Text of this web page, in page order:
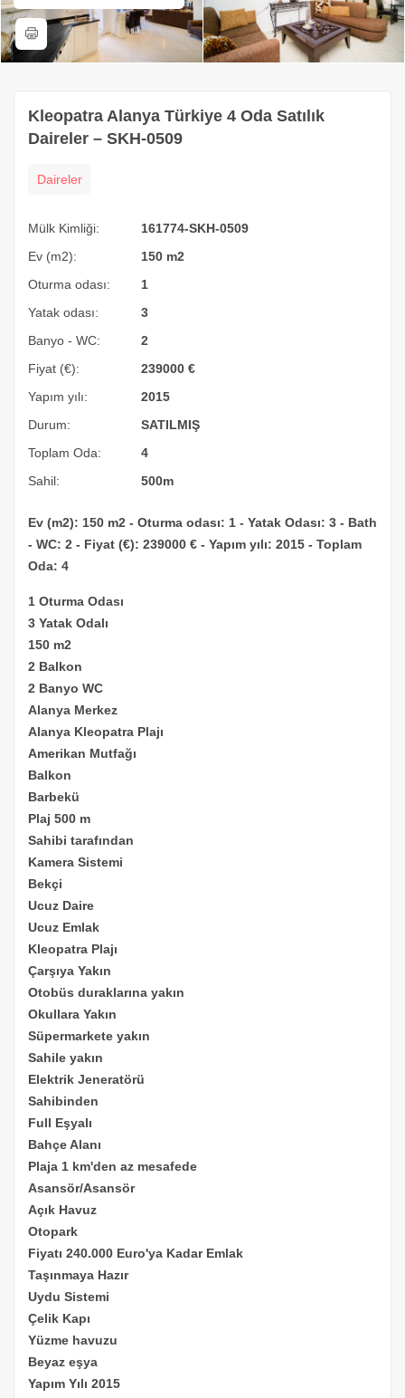
Kleopatra Alanya Türkiye 4 Oda Satılık
Daireler – SKH-0509
Daireler
Mülk Kimliği:
161774-SKH-0509
Ev (m2):
150 m2
Oturma odası:
1
Yatak odası:
3
Banyo - WC:
2
Fiyat (€):
239000 €
Yapım yılı:
2015
Durum:
SATILMIŞ
Toplam Oda:
4
Sahil:
500m
Ev (m2): 150 m2 - Oturma odası: 1 - Yatak Odası: 3 - Bath
- WC: 2 - Fiyat (€): 239000 € - Yapım yılı: 2015 - Toplam
Oda: 4
1 Oturma Odası
3 Yatak Odalı
150 m2
2 Balkon
2 Banyo WC
Alanya Merkez
Alanya Kleopatra Plajı
Amerikan Mutfağı
Balkon
Barbekü
Plaj 500 m
Sahibi tarafından
Kamera Sistemi
Bekçi
Ucuz Daire
Ucuz Emlak
Kleopatra Plajı
Çarşıya Yakın
Otobüs duraklarına yakın
Okullara Yakın
Süpermarkete yakın
Sahile yakın
Elektrik Jeneratörü
Sahibinden
Full Eşyalı
Bahçe Alanı
Plaja 1 km'den az mesafede
Asansör/Asansör
Açık Havuz
Otopark
Fiyatı 240.000 Euro'ya Kadar Emlak
Taşınmaya Hazır
Uydu Sistemi
Çelik Kapı
Yüzme havuzu
Beyaz eşya
Yapım Yılı 2015